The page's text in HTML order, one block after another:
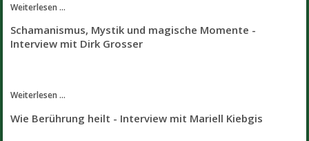
Weiterlesen ...
Schamanismus, Mystik und magische Momente -
Interview mit Dirk Grosser
Weiterlesen ...
Wie Berührung heilt - Interview mit Mariell Kiebgis